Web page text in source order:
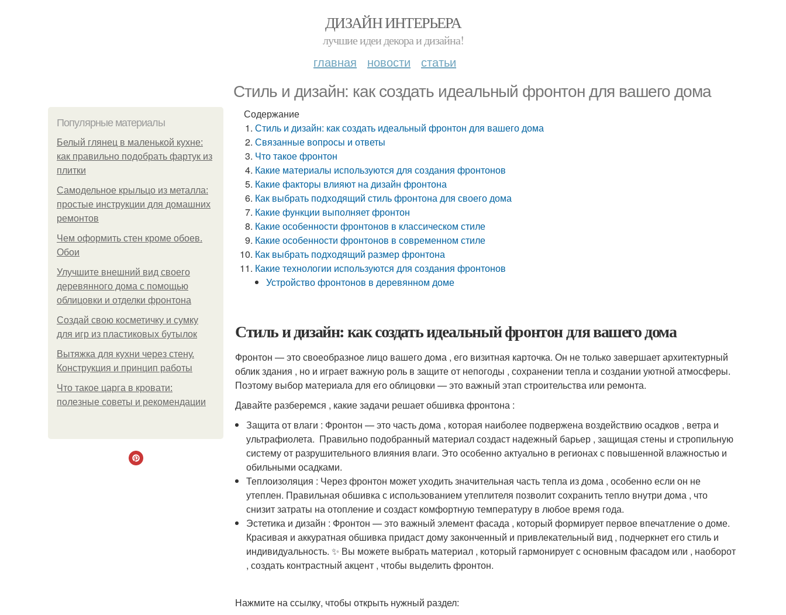
ДИЗАЙН ИНТЕРЬЕРА
лучшие идеи декора и дизайна!
главная новости статьи
Стиль и дизайн: как создать идеальный фронтон для вашего дома
Популярные материалы
Белый глянец в маленькой кухне:
как правильно подобрать фартук из
плитки
Самодельное крыльцо из металла:
простые инструкции для домашних
ремонтов
Чем оформить стен кроме обоев.
Обои
Улучшите внешний вид своего
деревянного дома с помощью
облицовки и отделки фронтона
Создай свою косметичку и сумку
для игр из пластиковых бутылок
Вытяжка для кухни через стену.
Конструкция и принцип работы
Что такое царга в кровати:
полезные советы и рекомендации
Содержание
Стиль и дизайн: как создать идеальный фронтон для вашего дома
Связанные вопросы и ответы
Что такое фронтон
Какие материалы используются для создания фронтонов
Какие факторы влияют на дизайн фронтона
Как выбрать подходящий стиль фронтона для своего дома
Какие функции выполняет фронтон
Какие особенности фронтонов в классическом стиле
Какие особенности фронтонов в современном стиле
Как выбрать подходящий размер фронтона
Какие технологии используются для создания фронтонов
Устройство фронтонов в деревянном доме
Стиль и дизайн: как создать идеальный фронтон для вашего дома
Фронтон — это своеобразное лицо вашего дома , его визитная карточка. Он не только завершает архитектурный
облик здания , но и играет важную роль в защите от непогоды , сохранении тепла и создании уютной атмосферы.
Поэтому выбор материала для его облицовки — это важный этап строительства или ремонта.
Давайте разберемся , какие задачи решает обшивка фронтона :
Защита от влаги : Фронтон — это часть дома , которая наиболее подвержена воздействию осадков , ветра и
ультрафиолета. ️ Правильно подобранный материал создаст надежный барьер , защищая стены и стропильную
систему от разрушительного влияния влаги. Это особенно актуально в регионах с повышенной влажностью и
обильными осадками.
Теплоизоляция : Через фронтон может уходить значительная часть тепла из дома , особенно если он не
утеплен. Правильная обшивка с использованием утеплителя позволит сохранить тепло внутри дома , что
снизит затраты на отопление и создаст комфортную температуру в любое время года.
Эстетика и дизайн : Фронтон — это важный элемент фасада , который формирует первое впечатление о доме.
Красивая и аккуратная обшивка придаст дому законченный и привлекательный вид , подчеркнет его стиль и
индивидуальность. ✨ Вы можете выбрать материал , который гармонирует с основным фасадом или , наоборот
, создать контрастный акцент , чтобы выделить фронтон.
Нажмите на ссылку, чтобы открыть нужный раздел: